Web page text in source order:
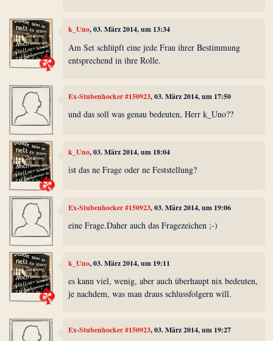
k_Uno, 03. März 2014, um 13:34
Am Set schlüpft eine jede Frau ihrer Bestimmung
entsprechend in ihre Rolle.
Ex-Stubenhocker #150923, 03. März 2014, um 17:50
und das soll was genau bedeuten, Herr k_Uno??
k_Uno, 03. März 2014, um 18:04
ist das ne Frage oder ne Feststellung?
Ex-Stubenhocker #150923, 03. März 2014, um 19:06
eine Frage.Daher auch das Fragezeichen ;-)
k_Uno, 03. März 2014, um 19:11
es kann viel, wenig, aber auch überhaupt nix bedeuten,
je nachdem, was man draus schlussfolgern will.
Ex-Stubenhocker #150923, 03. März 2014, um 19:27